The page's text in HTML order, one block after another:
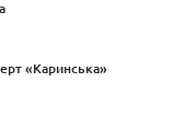
«Каринська»